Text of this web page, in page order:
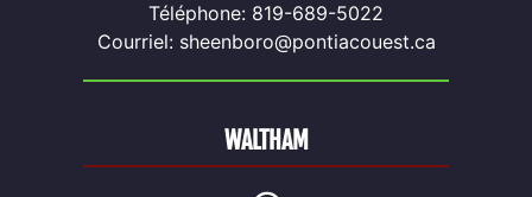
Téléphone: 819-689-5022
Courriel: sheenboro@pontiacouest.ca
WALTHAM